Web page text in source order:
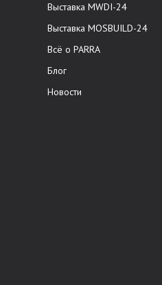
Выставка MWDI-24
Выставка MOSBUILD-24
Всё о PARRA
Блог
Новости